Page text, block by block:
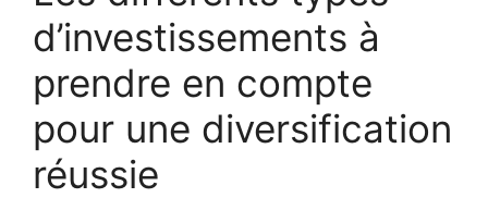
d’investissements à
prendre en compte
pour une diversification
réussie